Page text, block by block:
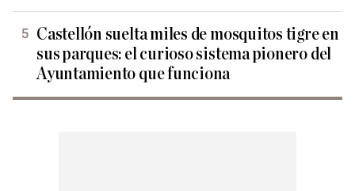
Castellón suelta miles de mosquitos tigre en
sus parques: el curioso sistema pionero del
Ayuntamiento que funciona